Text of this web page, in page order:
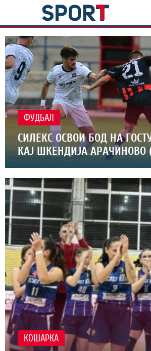
ФУДБАЛ
СИЛЕКС ОСВОИ БОД НА
КАЈ ШКЕНДИЈА АРАЧИНОВО
КОШАРКА